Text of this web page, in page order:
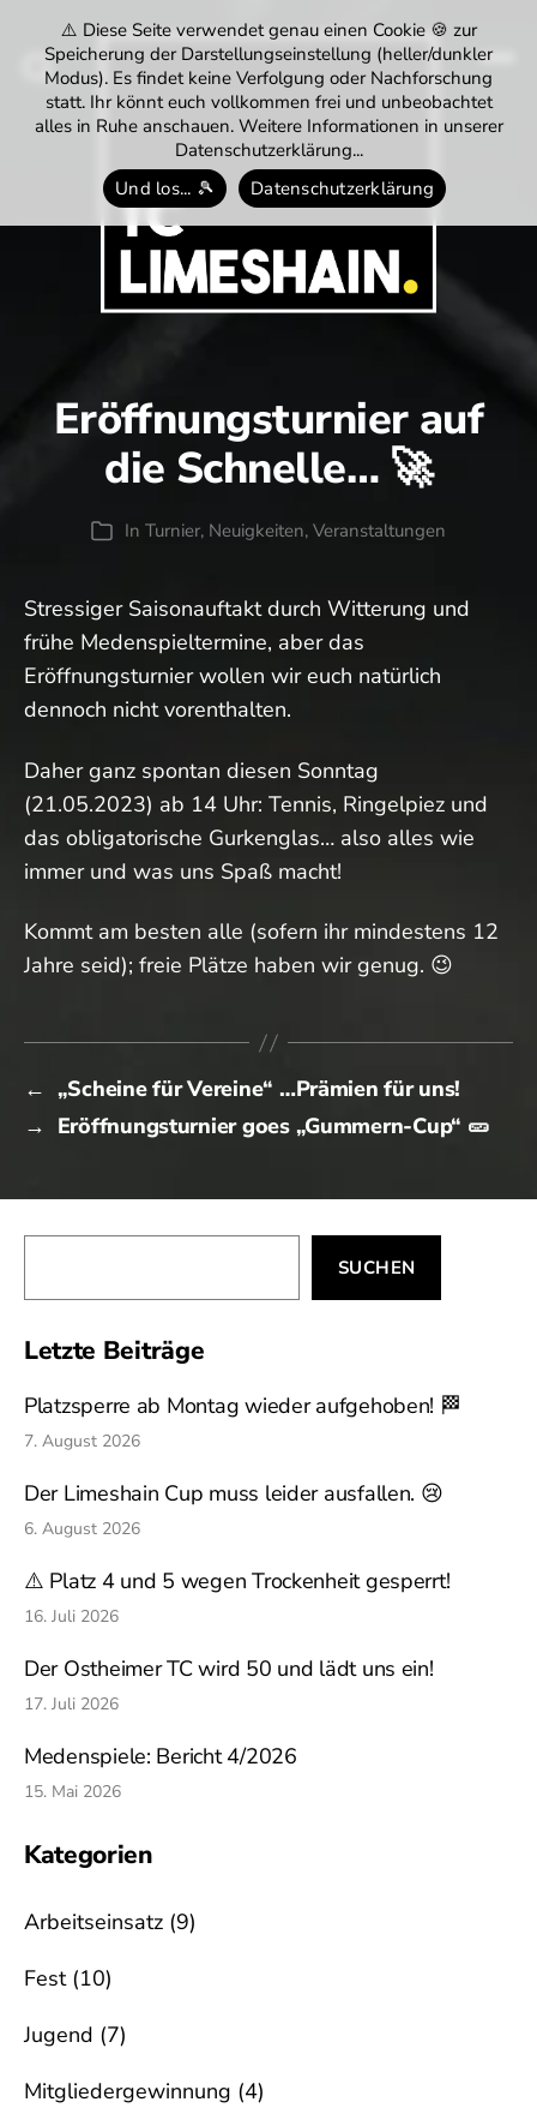
e.V.
Eröffnungsturnier auf
die Schnelle… 🚀
Kategorien
In Turnier, Neuigkeiten, Veranstaltungen
Stressiger Saisonauftakt durch Witterung und
frühe Medenspieltermine, aber das
Eröffnungsturnier wollen wir euch natürlich
dennoch nicht vorenthalten.
Daher ganz spontan diesen Sonntag
(21.05.2023) ab 14 Uhr: Tennis, Ringelpiez und
das obligatorische Gurkenglas… also alles wie
immer und was uns Spaß macht!
Kommt am besten alle (sofern ihr mindestens 12
Jahre seid); freie Plätze haben wir genug. 😉
← „Scheine für Vereine“ …Prämien für uns!
→ Eröffnungsturnier goes „Gummern-Cup“ 🥒
SUCHEN
Letzte Beiträge
Platzsperre ab Montag wieder aufgehoben! 🏁
7. August 2026
Der Limeshain Cup muss leider ausfallen. 😢
6. August 2026
⚠️ Platz 4 und 5 wegen Trockenheit gesperrt!
16. Juli 2026
Der Ostheimer TC wird 50 und lädt uns ein!
17. Juli 2026
Medenspiele: Bericht 4/2026
15. Mai 2026
Kategorien
Arbeitseinsatz (9)
Fest(10)
Jugend (7)
Mitgliedergewinnung (4)
⚠️ Diese Seite verwendet genau einen Cookie 🍪 zur
Speicherung der Darstellungseinstellung (heller/dunkler
Modus). Es findet keine Verfolgung oder Nachforschung
statt. Ihr könnt euch vollkommen frei und unbeobachtet
alles in Ruhe anschauen. Weitere Informationen in unserer
Datenschutzerklärung...
Und los... 🎾
Datenschutzerklärung